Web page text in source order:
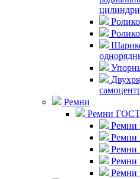
Ремни
Ремни ГОСТ
Ремни
Ремни
Ремни
Ремни
Ремни